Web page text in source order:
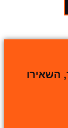
השאירו